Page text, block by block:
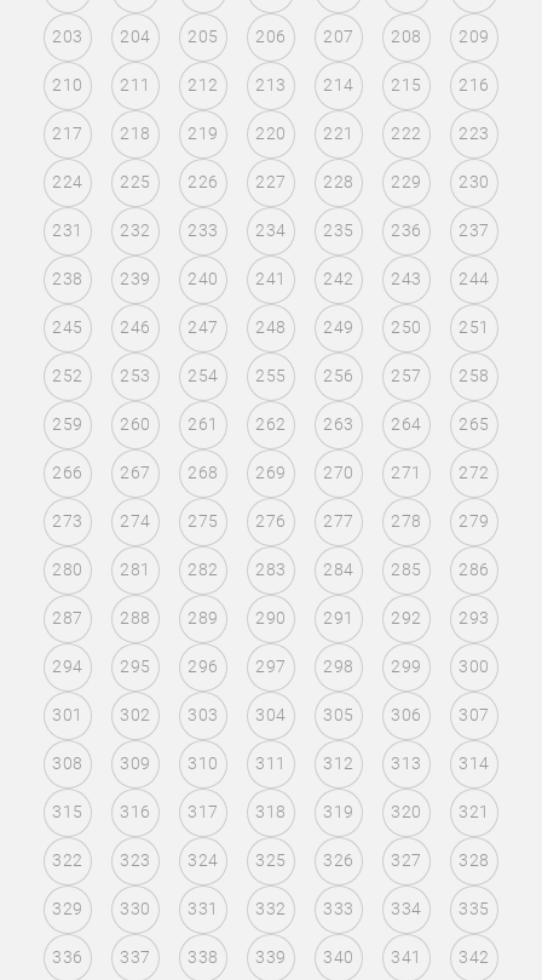
203 204 205 206 207 208 209
210 211 212 213 214 215 216
217 218 219 220 221 222 223
224 225 226 227 228 229 230
231 232 233 234 235 236 237
238 239 240 241 242 243 244
245 246 247 248 249 250 251
252 253 254 255 256 257 258
259 260 261 262 263 264 265
266 267 268 269 270 271 272
273 274 275 276 277 278 279
280 281 282 283 284 285 286
287 288 289 290 291 292 293
294 295 296 297 298 299 300
301 302 303 304 305 306 307
308 309 310 311 312 313 314
315 316 317 318 319 320 321
322 323 324 325 326 327 328
329 330 331 332 333 334 335
336 337 338 339 340 341 342